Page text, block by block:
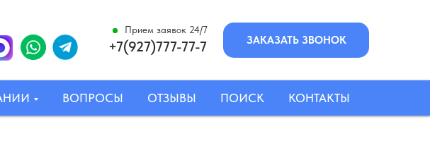
+7(927)777-77-7 ЗАКАЗАТЬ ЗВОНОК
Прием заявок 24/7
ВОПРОСЫ ОТЗЫВЫ ПОИСК КОНТАКТЫ